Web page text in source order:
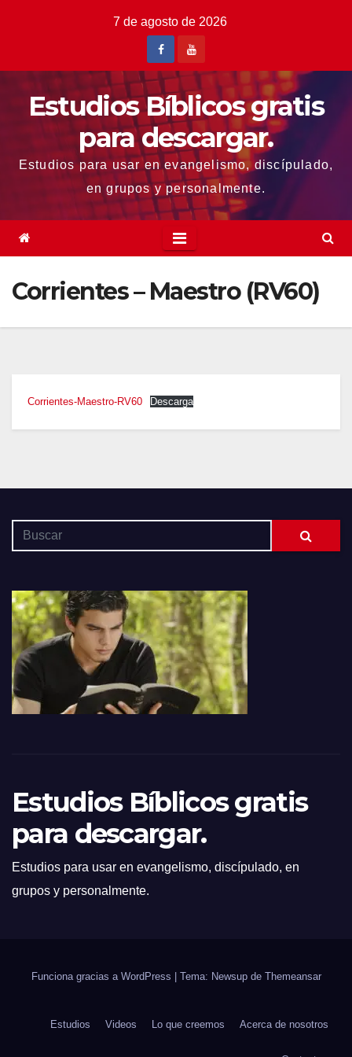
7 de agosto de 2026
Estudios Bíblicos gratis
para descargar.
Estudios para usar en evangelismo, discípulado,
en grupos y personalmente.
Corrientes – Maestro (RV60)
Corrientes-Maestro-RV60 Descarga
Estudios Bíblicos gratis
para descargar.
Estudios para usar en evangelismo, discípulado, en
grupos y personalmente.
Funciona gracias a WordPress Tema: Newsup de Themeansar
Estudios Videos Lo que creemos Acerca de nosotros